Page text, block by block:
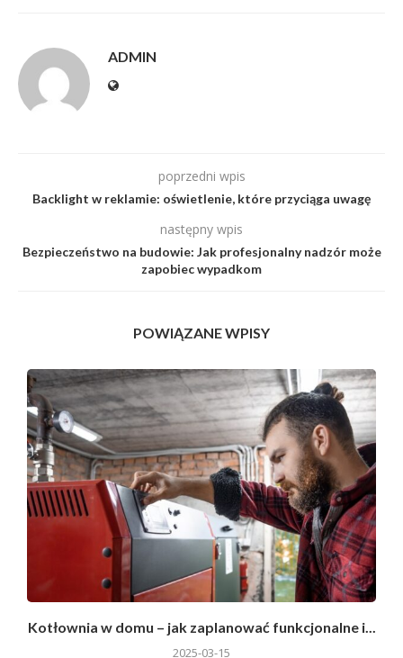
ADMIN
poprzedni wpis
Backlight w reklamie: oświetlenie, które przyciąga uwagę
następny wpis
Bezpieczeństwo na budowie: Jak profesjonalny nadzór może
zapobiec wypadkom
POWIĄZANE WPISY
Kotłownia w domu – jak zaplanować funkcjonalne i...
2025-03-15